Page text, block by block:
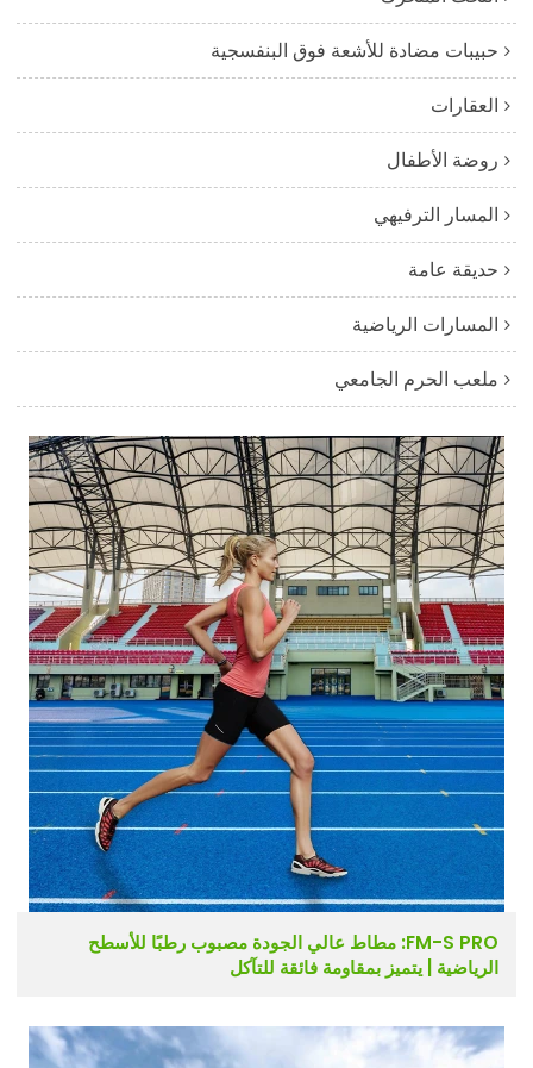
حبيبات مضادة للأشعة فوق البنفسجية
العقارات
روضة الأطفال
المسار الترفيهي
حديقة عامة
المسارات الرياضية
ملعب الحرم الجامعي
FM-S PRO: مطاط عالي الجودة مصبوب رطبًا للأسطح
الرياضية | يتميز بمقاومة فائقة للتآكل